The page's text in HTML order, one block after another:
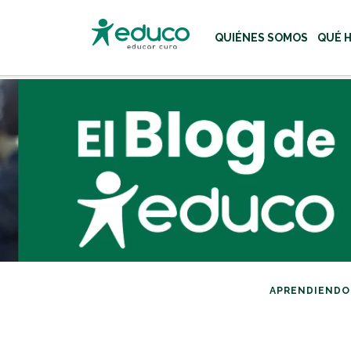
Usa las teclas Tab o
QUIÉNES SOMOS QUÉ